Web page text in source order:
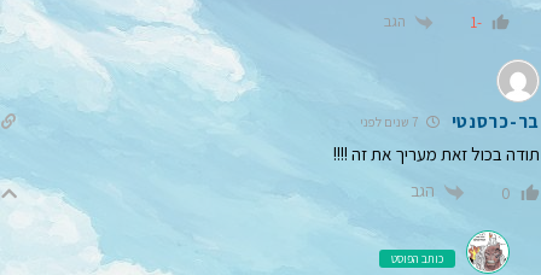
-1 הגב
בר-כרסנטי
תודה בכול זאת מעריך את זה !!!!
0 הגב
כותב הפוסט